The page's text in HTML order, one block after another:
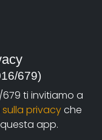
679)
679 ti invitiamo a
privacyche
app.